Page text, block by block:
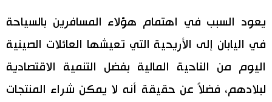
طوكيو
إعلان
يعود السبب في اهتمام هؤلاء المسافرين بالسياحة
في اليابان إلى الأريحية التي تعيشها العائلات الصينية
اليوم من الناحية المالية بفضل التنمية الاقتصادية
لبلادهم، فضلاً عن حقيقة أنه لا يمكن شراء المنتجات